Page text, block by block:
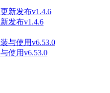
发布v1.4.6
使用v6.53.0